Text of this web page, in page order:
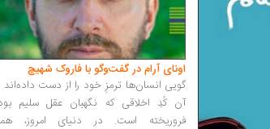
اونای آرام در گفت‌وگو با فاروک شهیچ‭
گویی انسان‌ها ترمزِ خود را از دست داده‌اند
آن کُدِ اخلاقی که نگهبان عقل سلیم
فروریخته است. در دنیای امروز،